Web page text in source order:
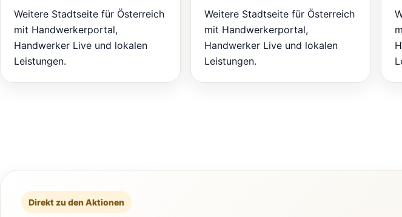
Weitere Stadtseite für Österreich
mit Handwerkerportal,
Handwerker Live und lokalen
Leistungen.
Weitere Stadtseite für Österreich
mit Handwerkerportal,
Handwerker Live und lokalen
Leistungen.
Direkt zu den Aktionen